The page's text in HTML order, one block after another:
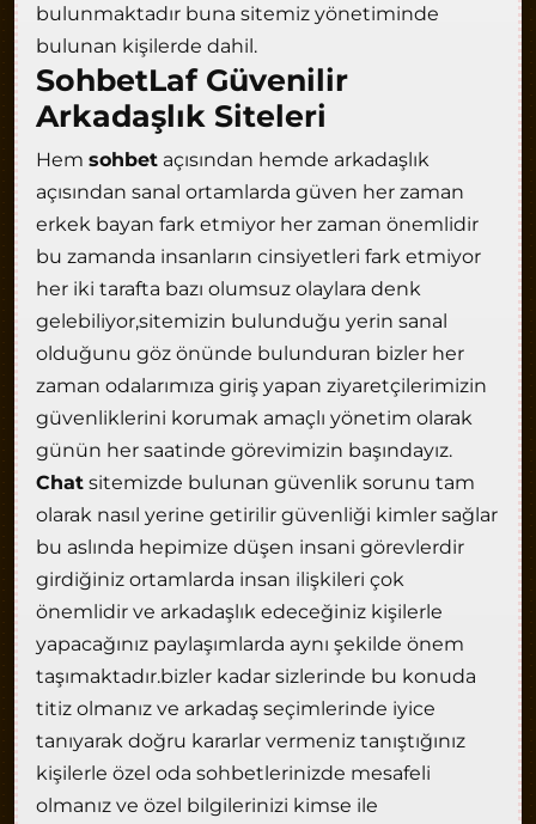
bulunmaktadır buna sitemiz yönetiminde
bulunan kişilerde dahil.
SohbetLaf Güvenilir
Arkadaşlık Siteleri
Hem sohbet açısından hemde arkadaşlık
açısından sanal ortamlarda güven her zaman
erkek bayan fark etmiyor her zaman önemlidir
bu zamanda insanların cinsiyetleri fark etmiyor
her iki tarafta bazı olumsuz olaylara denk
gelebiliyor,sitemizin bulunduğu yerin sanal
olduğunu göz önünde bulunduran bizler her
zaman odalarımıza giriş yapan ziyaretçilerimizin
güvenliklerini korumak amaçlı yönetim olarak
günün her saatinde görevimizin başındayız.
Chat sitemizde bulunan güvenlik sorunu tam
olarak nasıl yerine getirilir güvenliği kimler sağlar
bu aslında hepimize düşen insani görevlerdir
girdiğiniz ortamlarda insan ilişkileri çok
önemlidir ve arkadaşlık edeceğiniz kişilerle
yapacağınız paylaşımlarda aynı şekilde önem
taşımaktadır.bizler kadar sizlerinde bu konuda
titiz olmanız ve arkadaş seçimlerinde iyice
tanıyarak doğru kararlar vermeniz tanıştığınız
kişilerle özel oda sohbetlerinizde mesafeli
olmanız ve özel bilgilerinizi kimse ile